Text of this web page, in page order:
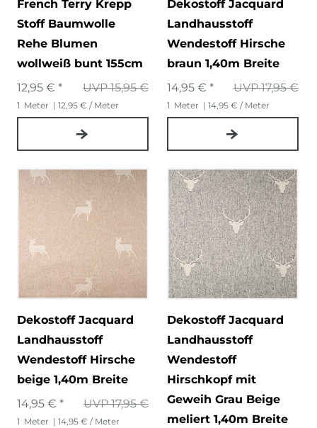
French Terry Krepp
Stoff Baumwolle
Rehe Blumen
wollweiß bunt 155cm
UVP 15,95 €
12,95 € *
1 Meter | 12,95 € / Meter
Dekostoff Jacquard
Landhausstoff
Wendestoff Hirsche
braun 1,40m Breite
UVP 17,95 €
14,95 € *
1 Meter | 14,95 € / Meter
Dekostoff Jacquard
Landhausstoff
Wendestoff Hirsche
beige 1,40m Breite
UVP 17,95 €
14,95 € *
1 Meter | 14,95 € / Meter
Dekostoff Jacquard
Landhausstoff
Wendestoff
Hirschkopf mit
Geweih Grau Beige
meliert 1,40m Breite